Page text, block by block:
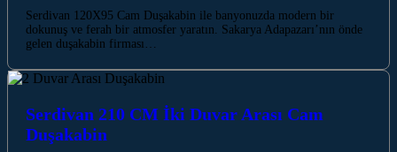
Serdivan 120X95 Cam Duşakabin ile banyonuzda modern bir
dokunuş ve ferah bir atmosfer yaratın. Sakarya Adapazarı’nın önde
gelen duşakabin firması…
Serdivan 210 CM İki Duvar Arası Cam
Duşakabin